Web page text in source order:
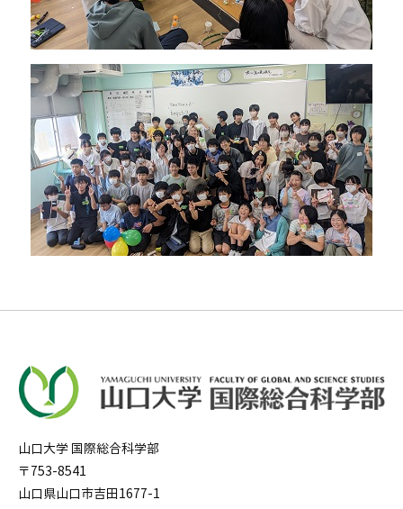
山口大学 国際総合科学部
〒753-8541
山口県山口市吉田1677-1